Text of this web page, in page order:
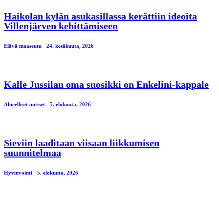
Haikolan kylän asukasillassa kerättiin ideoita
Villenjärven kehittämiseen
Elävä maaseutu 24. kesäkuuta, 2026
Kalle Jussilan oma suosikki on Enkelini-kappale
Alueelliset uutiset 5. elokuuta, 2026
Sieviin laaditaan viisaan liikkumisen
suunnitelmaa
Hyvinvointi 5. elokuuta, 2026